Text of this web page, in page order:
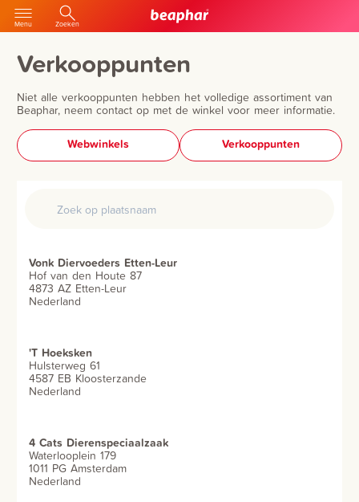
Menu Zoeken
Verkooppunten
Niet alle verkooppunten hebben het volledige assortiment van
Beaphar, neem contact op met de winkel voor meer informatie.
Webwinkels Verkooppunten
Vonk Diervoeders Etten-Leur
Hof van den Houte 87
4873 AZ Etten-Leur
Nederland
'T Hoeksken
Hulsterweg 61
4587 EB Kloosterzande
Nederland
4 Cats Dierenspeciaalzaak
Waterlooplein 179
1011 PG Amsterdam
Nederland